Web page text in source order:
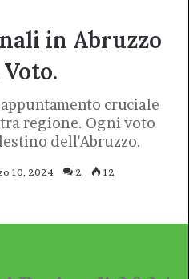
in Abruzzo
cruciale
regione. Ogni voto
dell'Abruzzo.
10, 2024 2 12